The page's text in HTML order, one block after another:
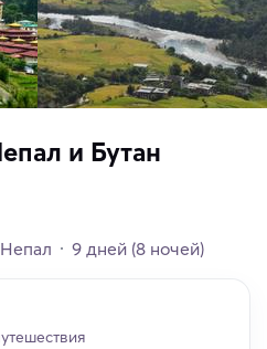
и Бутан
Непал 9 дней (8 ночей)